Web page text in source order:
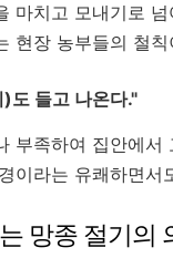
마치고 모내기로
현장 농부들의 철
도 들고 나온다."
부족하여 집안에
이라는 유쾌하면서
망종 절기의